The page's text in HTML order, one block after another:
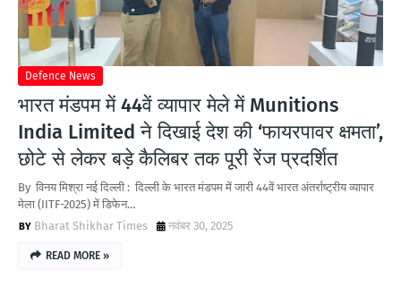
Defence News
भारत मंडपम में 44वें व्यापार मेले में Munitions
India Limited ने दिखाई देश की ‘फायरपावर क्षमता’,
छोटे से लेकर बड़े कैलिबर तक पूरी रेंज प्रदर्शित
By विनय मिश्रा नई दिल्ली : दिल्ली के भारत मंडपम में जारी 44वें भारत अंतर्राष्ट्रीय व्यापार
मेला (IITF-2025) में डिफेन…
Bharat Shikhar Times
नवंबर 30, 2025
READ MORE »